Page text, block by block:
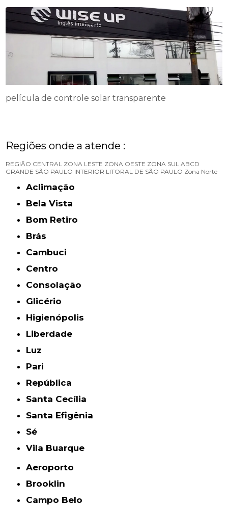
película de controle solar transparente
Regiões onde a atende :
REGIÃO CENTRAL ZONA LESTE ZONA OESTE ZONA SUL ABCD
GRANDE SÃO PAULO INTERIOR LITORAL DE SÃO PAULO Zona Norte
Aclimação
Bela Vista
Bom Retiro
Brás
Cambuci
Centro
Consolação
Glicério
Higienópolis
Liberdade
Luz
Pari
República
Santa Cecília
Santa Efigênia
Sé
Vila Buarque
Aeroporto
Brooklin
Campo Belo